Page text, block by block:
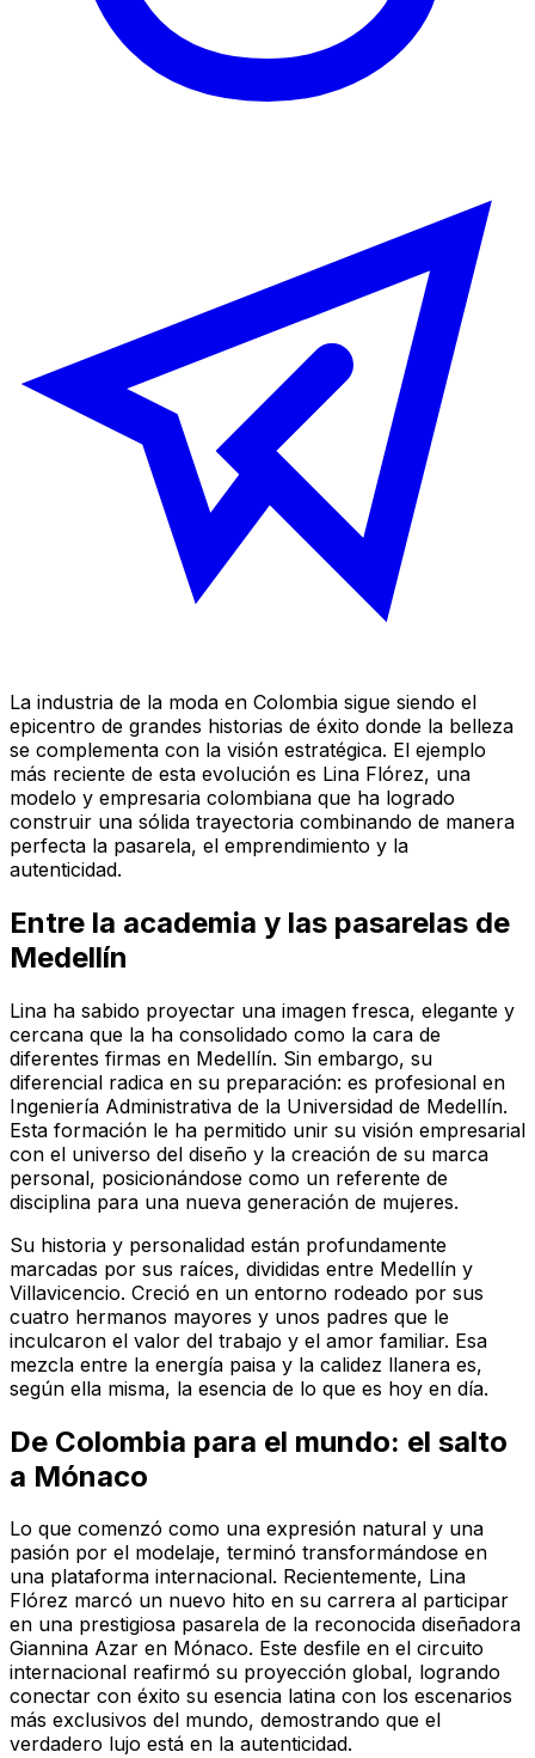
La industria de la moda en Colombia sigue siendo el
epicentro de grandes historias de éxito donde la belleza
se complementa con la visión estratégica. El ejemplo
más reciente de esta evolución es Lina Flórez, una
modelo y empresaria colombiana que ha logrado
construir una sólida trayectoria combinando de manera
perfecta la pasarela, el emprendimiento y la
autenticidad.
Entre la academia y las pasarelas de
Medellín
Lina ha sabido proyectar una imagen fresca, elegante y
cercana que la ha consolidado como la cara de
diferentes firmas en Medellín. Sin embargo, su
diferencial radica en su preparación: es profesional en
Ingeniería Administrativa de la Universidad de Medellín.
Esta formación le ha permitido unir su visión empresarial
con el universo del diseño y la creación de su marca
personal, posicionándose como un referente de
disciplina para una nueva generación de mujeres.
Su historia y personalidad están profundamente
marcadas por sus raíces, divididas entre Medellín y
Villavicencio. Creció en un entorno rodeado por sus
cuatro hermanos mayores y unos padres que le
inculcaron el valor del trabajo y el amor familiar. Esa
mezcla entre la energía paisa y la calidez llanera es,
según ella misma, la esencia de lo que es hoy en día.
De Colombia para el mundo: el salto
a Mónaco
Lo que comenzó como una expresión natural y una
pasión por el modelaje, terminó transformándose en
una plataforma internacional. Recientemente, Lina
Flórez marcó un nuevo hito en su carrera al participar
en una prestigiosa pasarela de la reconocida diseñadora
Giannina Azar en Mónaco. Este desfile en el circuito
internacional reafirmó su proyección global, logrando
conectar con éxito su esencia latina con los escenarios
más exclusivos del mundo, demostrando que el
verdadero lujo está en la autenticidad.